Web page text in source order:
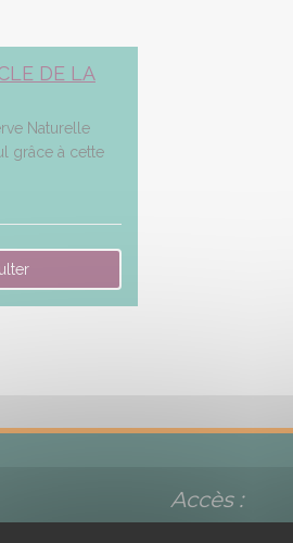
DE LA
Naturelle
grâce à cette
Accès :